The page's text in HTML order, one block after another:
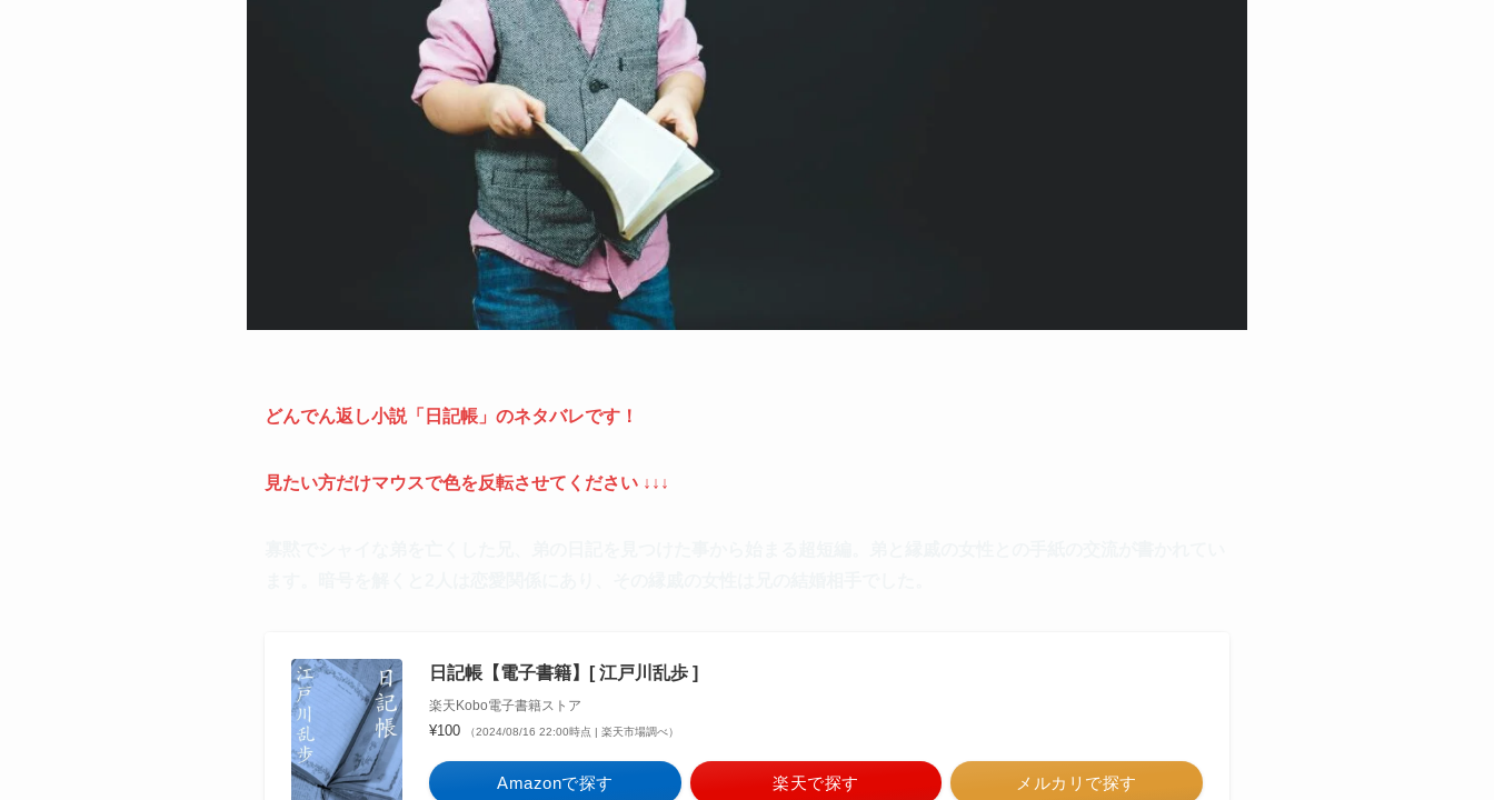
どんでん返し小説「日記帳」のネタバレです！
見たい方だけマウスで色を反転させてください ↓↓↓
日記帳【電子書籍】[ 江戸川乱歩 ]
楽天Kobo電子書籍ストア
¥100 （2024/08/16 22:00時点 | 楽天市場調べ）
Amazonで探す 楽天で探す メルカリで探す